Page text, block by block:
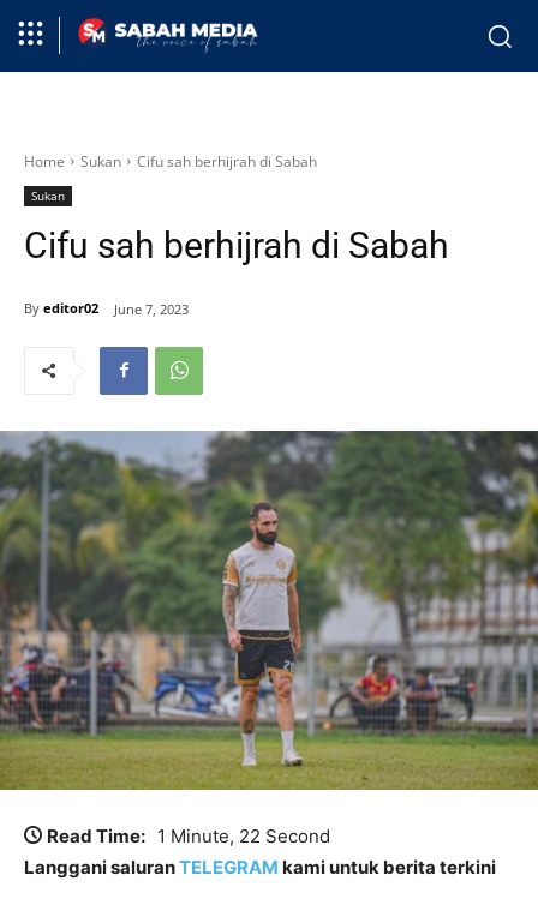
Home Sukan Cifu sah berhijrah di Sabah
Sukan
Cifu sah berhijrah di Sabah
By editor02 June 7, 2023
Read Time: 1 Minute, 22 Second
Langgani saluranTELEGRAM kami untuk berita terkini